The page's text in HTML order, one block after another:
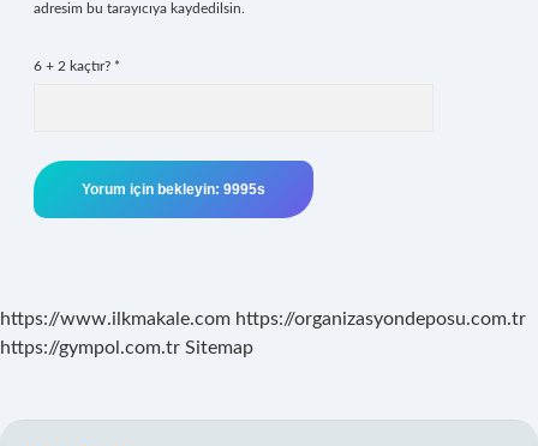
adresim bu tarayıcıya kaydedilsin.
6 + 2 kaçtır? *
https://www.ilkmakale.com https://organizasyondeposu.com.tr
https://gympol.com.tr Sitemap